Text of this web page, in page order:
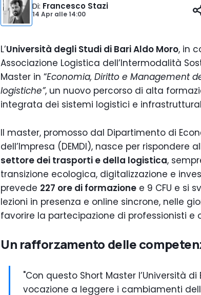
Di: Francesco Stazi
14 Apr alle14:00
L’Università degli Studi di Bari Aldo Moro, in
Associazione Logistica dell’Intermodalità
Master in “Economia, Diritto e Management
logistiche”, un nuovo percorso di alta
integrata dei sistemi logistici e
Il master, promosso dal Dipartimento di
dell’Impresa (DEMDI), nasce per rispondere
settore dei trasporti e della logistica,
transizione ecologica, digitalizzazione e
prevede 227 ore di formazione e 9 CFU e si
lezioni in presenza e online sincrone, nelle
favorire la partecipazione di professionisti e
Un rafforzamento delle
"Con questo Short Master l’Università
vocazione a leggere i cambiamenti